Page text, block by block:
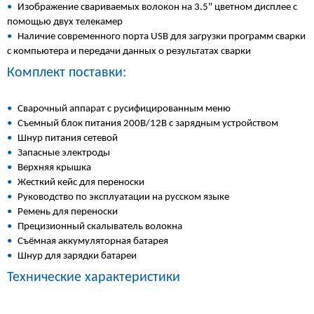
• Изображение свариваемых волокон на 3.5" цветном дисплее с
помощью двух телекамер
• Наличие современного порта USB для загрузки программ сварки
с компьютера и передачи данных о результатах сварки
Комплект поставки:
• Сварочный аппарат с русифицированным меню
• Съемный блок питания 200В/12В с зарядным устройством
• Шнур питания сетевой
• Запасные электроды
• Верхняя крышка
• Жесткий кейс для переноски
• Руководство по эксплуатации на русском языке
• Ремень для переноски
• Прецизионный скалыватель волокна
• Съёмная аккумуляторная батарея
• Шнур для зарядки батареи
Технические характеристики